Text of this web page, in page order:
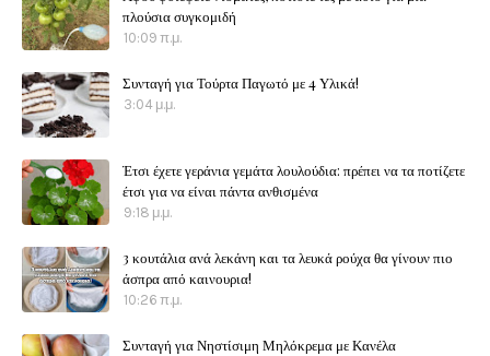
πλούσια συγκομιδή
10:09 π.μ.
Συνταγή για Τούρτα Παγωτό με 4 Υλικά!
3:04 μ.μ.
Έτσι έχετε γεράνια γεμάτα λουλούδια: πρέπει να τα ποτίζετε
έτσι για να είναι πάντα ανθισμένα
9:18 μ.μ.
3 κουτάλια ανά λεκάνη και τα λευκά ρούχα θα γίνουν πιο
άσπρα από καινουρια!
10:26 π.μ.
Συνταγή για Νηστίσιμη Μηλόκρεμα με Κανέλα